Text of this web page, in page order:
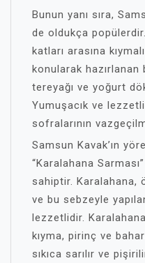
Bunun yanı sıra,
de oldukça
katları arasına
konularak hazırlanan
tereyağı ve yoğurt
Yumuşacık ve
sofralarının
Samsun Kavak’ın
“Karalahana
sahiptir. Karalahana,
ve bu sebzeyle
lezzetlidir.
kıyma, pirinç ve
sıkıca sarılır ve